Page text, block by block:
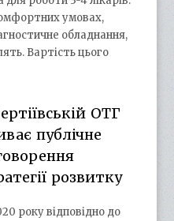
умовах,
обладнання,
Вартість цього
ОТГ
публічне
розвитку
року відповідно до